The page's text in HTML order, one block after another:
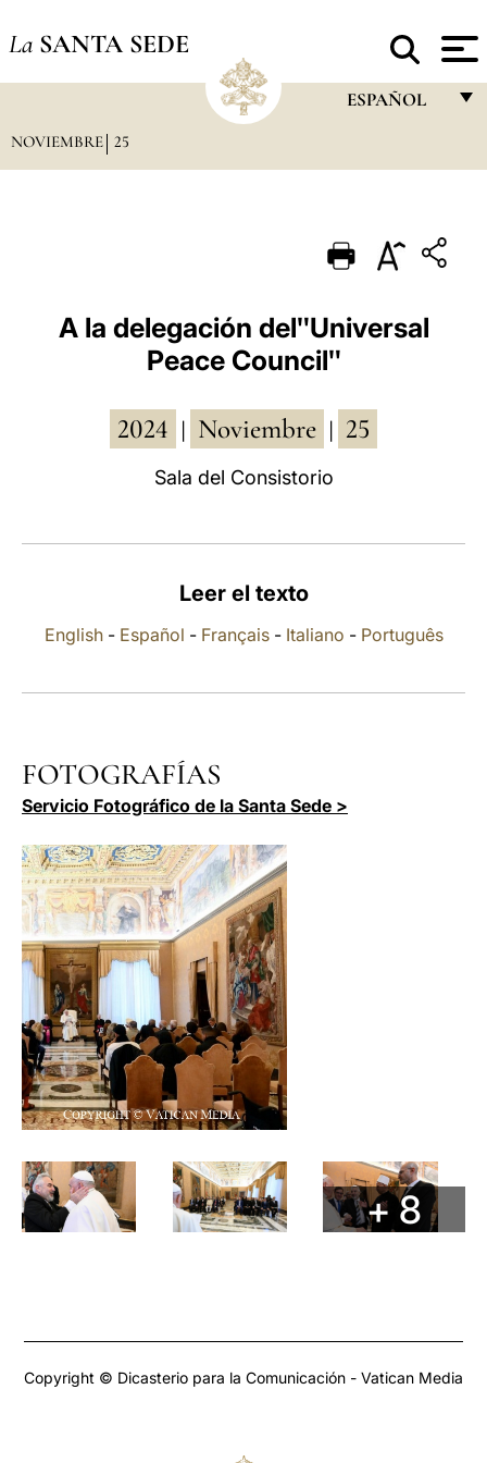
La SANTA SEDE
ESPAÑOL
PORTUGUÊS
ESPAÑOL
العربيّة
NOVIEMBRE 25
A la delegación delʺUniversal
Peace Councilʺ
2024 Noviembre 25
Sala del Consistorio
Leer el texto
English- Español - Français- Italiano - Português
FOTOGRAFÍAS
Servicio Fotográfico de la Santa Sede >
+ 8
Copyright © Dicasterio para la Comunicación - Vatican Media